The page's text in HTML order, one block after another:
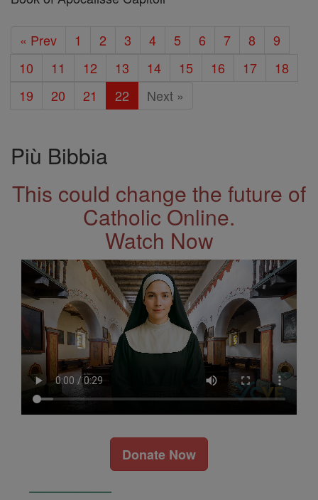
« Prev 1 2 3 4 5 6 7 8
9
10
11 12 13 14 15 16 17
18
19
20 21 22 Next »
Più Bibbia
This could change the future of
Catholic Online.
Watch Now
Donate Now